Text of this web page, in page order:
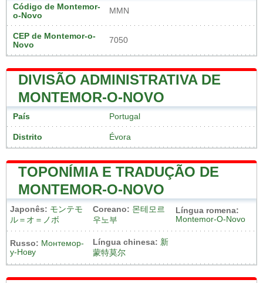
Código de Montemor-
o-Novo
MMN
CEP de Montemor-o-
Novo
7050
DIVISÃO ADMINISTRATIVA DE
MONTEMOR-O-NOVO
País Portugal
Distrito Évora
TOPONÍMIA E TRADUÇÃO DE
MONTEMOR-O-NOVO
Japonês: モンテモ
ル＝オ＝ノボ
Coreano: 몬테모르
우노부
Língua romena:
Montemor-O-Novo
Russo: Монтемор-
у-Нову
Língua chinesa: 新
蒙特莫尔